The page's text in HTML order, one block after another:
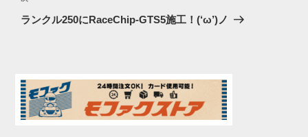
ゲ
ン
稿
の
ランクル250にRaceChip-GTS5施工！(‘ω’)ノ